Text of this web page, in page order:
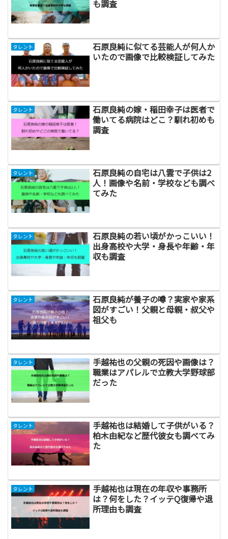
も調査
タレント
石原良純に似てる芸能人が何人か
いたので画像で比較検証してみた
タレント
石原良純の嫁・稲田幸子は医者で
働いてる病院はどこ？馴れ初めも
調査
タレント
石原良純の自宅は八雲で子供は2
人！画像や名前・学校なども調べ
てみた
タレント
石原良純の若い頃がかっこいい！
出身高校や大学・身長や年齢・年
収も調査
タレント
石原良純が養子の噂？実家や家系
図がすごい！父親と母親・叔父や
祖父も
タレント
手越祐也の父親の死因や画像は？
職業はアパレルで立教大学野球部
だった
タレント
手越祐也は結婚して子供がいる？
柏木由紀など歴代彼女も調べてみ
た
タレント
手越祐也は現在の年収や事務所
は？何をした？イッテQ復帰や退
所理由も調査